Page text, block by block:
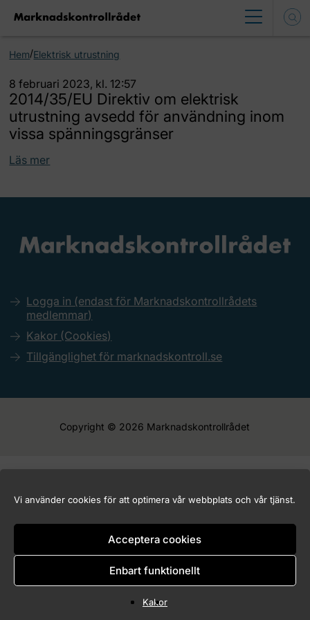
Vi använder cookies för att optimera vår webbplats och vår tjänst.
Acceptera cookies
Enbart funktionellt
Kakor
Hem/Elektrisk utrustning
8 februari 2023, kl. 12:57
2014/35/EU Direktiv om elektrisk
utrustning avsedd för användning inom
vissa spänningsgränser
Läs mer
Logga in (endast för Marknadskontrollrådets
medlemmar)
Kakor (Cookies)
Tillgänglighet för marknadskontroll.se
Copyright © 2026 Marknadskontrollrådet